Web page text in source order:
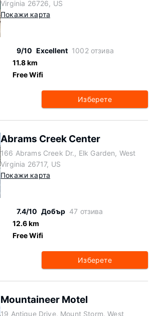
Virginia 26726, US
Покажи карта
9/10 Excellent 1002 отзива
11.8 km
Free Wifi
Изберете
Abrams Creek Center
166 Abrams Creek Dr., Elk Garden, West
Virginia 26717, US
Покажи карта
7.4/10 Добър 47 отзива
12.6 km
Free Wifi
Изберете
Mountaineer Motel
19 Antique Drive, Mount Storm, West